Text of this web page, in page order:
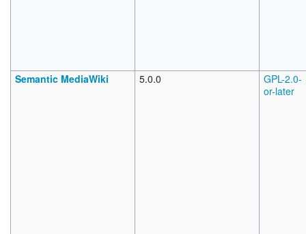
Semantic MediaWiki 5.0.0
GPL-2.0-
or-later